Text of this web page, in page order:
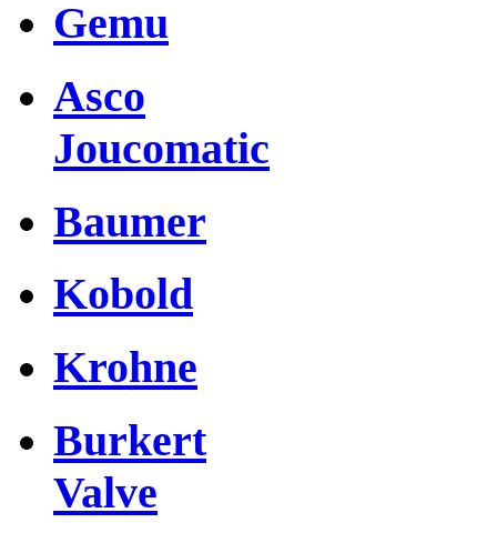
Gemu
Asco
Joucomatic
Baumer
Kobold
Krohne
Burkert
Valve